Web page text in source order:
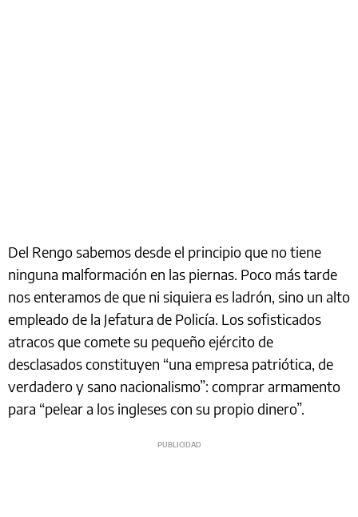
Del Rengo sabemos desde el principio que no tiene
ninguna malformación en las piernas. Poco más tarde
nos enteramos de que ni siquiera es ladrón, sino un alto
empleado de la Jefatura de Policía. Los sofisticados
atracos que comete su pequeño ejército de
desclasados constituyen “una empresa patriótica, de
verdadero y sano nacionalismo”: comprar armamento
para “pelear a los ingleses con su propio dinero”.